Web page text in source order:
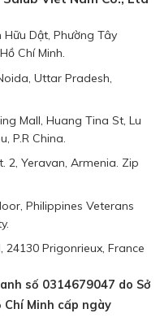
Dật, Phường Tây
Chí Minh.
Uttar Pradesh,
Mall, Huang Tina St, Lu
P.R China.
2, Yeravan, Armenia. Zip
Philippines Veterans
24130 Prigonrieux, France
số 0314679047 do Sở
Minh cấp ngày